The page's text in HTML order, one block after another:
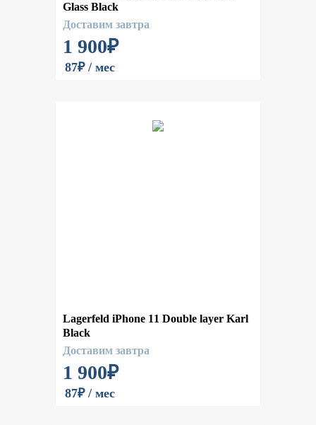
Glass Black
Доставим завтра
1 900₽
87₽ / мес
Lagerfeld iPhone 11 Double layer Karl
Black
Доставим завтра
1 900₽
87₽ / мес